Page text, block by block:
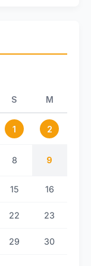
S M
1 2
8 9
15 16
22 23
29 30